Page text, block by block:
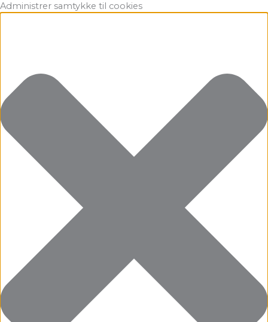
Administrer samtykke til cookies
Funktionsdygtig
Præferencer
Statistikker
Marketing
Gå
til